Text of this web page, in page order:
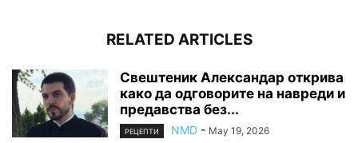
RELATED ARTICLES
Свештеник Александар открива
како да одговорите на навреди и
предавства без...
РЕЦЕПТИ NMD - May 19, 2026